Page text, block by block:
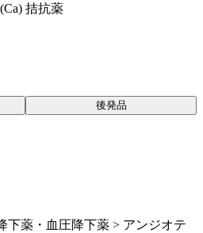
拮抗薬
後発品
下薬・血圧降下薬 > アンジオテ